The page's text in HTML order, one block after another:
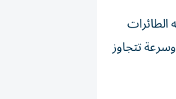
الطائرات
تتجاوز